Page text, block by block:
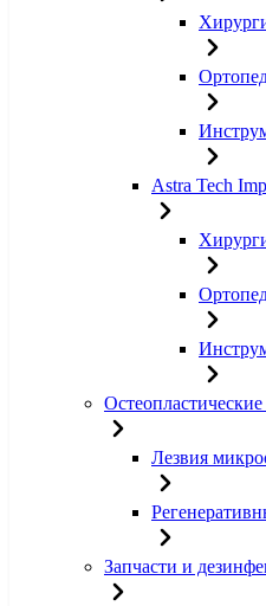
Astra Tech
Лезвия
Запчасти и